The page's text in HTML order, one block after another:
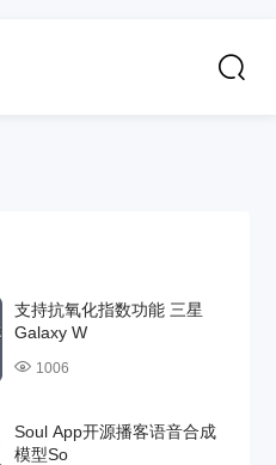
支持抗氧化指数功能 三星
Galaxy W
1006
Soul App开源播客语音合成
模型So